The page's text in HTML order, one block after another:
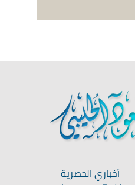
أخباري الحصرية